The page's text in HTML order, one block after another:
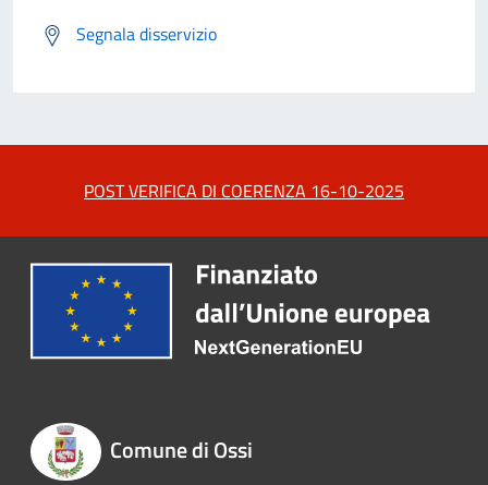
Segnala disservizio
POST VERIFICA DI COERENZA 16-10-2025
Comune di Ossi